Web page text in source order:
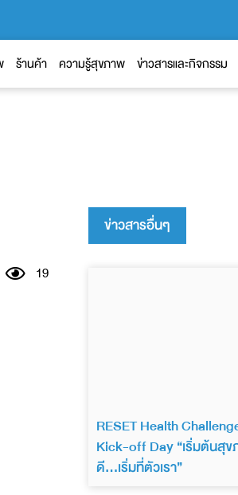
ร้านค้า ความรู้สุขภาพ ข่าวสารและกิจกรรม
19
ข่าวสารอื่นๆ
RESET Health
Kick-off Day “เริ่มต้นสุ
ดี…เริ่มที่ตัวเรา”